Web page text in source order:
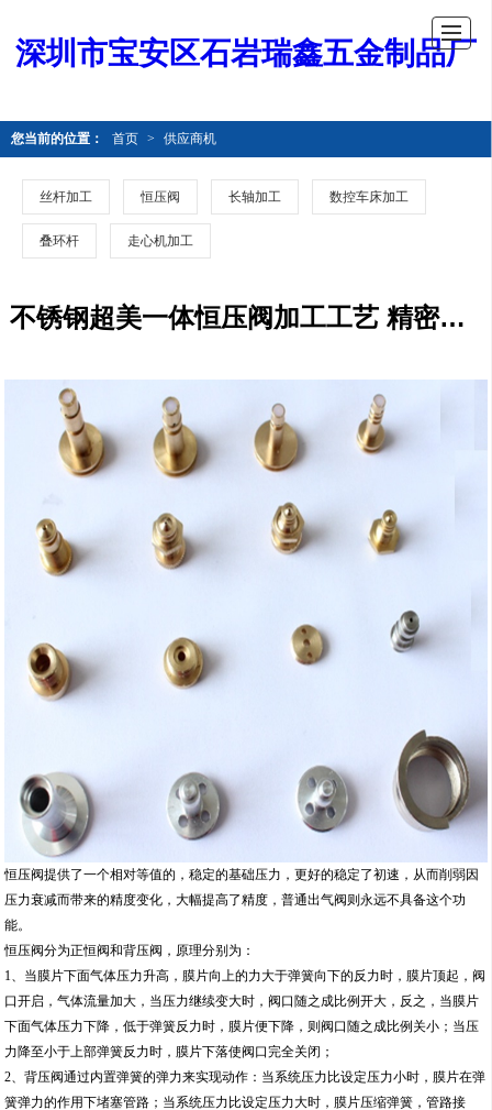
深圳市宝安区石岩瑞鑫五金制品厂
您当前的位置： 首页 > 供应商机
丝杆加工 恒压阀 长轴加工 数控车床加工
叠环杆 走心机加工
不锈钢超美一体恒压阀加工工艺 精密加工
恒压阀提供了一个相对等值的，稳定的基础压力，更好的稳定了初速，从而削弱因
压力衰减而带来的精度变化，大幅提高了精度，普通出气阀则永远不具备这个功
能。
恒压阀分为正恒阀和背压阀，原理分别为：
1、当膜片下面气体压力升高，膜片向上的力大于弹簧向下的反力时，膜片顶起，阀
口开启，气体流量加大，当压力继续变大时，阀口随之成比例开大，反之，当膜片
下面气体压力下降，低于弹簧反力时，膜片便下降，则阀口随之成比例关小；当压
力降至小于上部弹簧反力时，膜片下落使阀口完全关闭；
2、背压阀通过内置弹簧的弹力来实现动作：当系统压力比设定压力小时，膜片在弹
簧弹力的作用下堵塞管路；当系统压力比设定压力大时，膜片压缩弹簧，管路接